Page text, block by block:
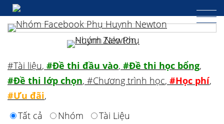
#Tài liệu, #Đề thi đầu vào, #Đề thi học bổng,
#Đề thi lớp chọn, #Chương trình học, #Học phí,
#Ưu đãi,
Tất cả
Nhóm
Tài Liệu